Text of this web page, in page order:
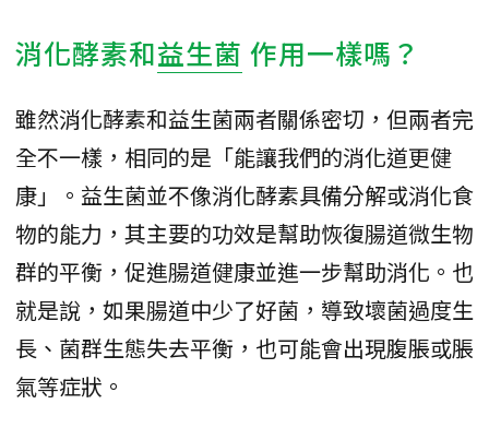
消化酵素和益生菌 作用一樣嗎？
雖然消化酵素和益生菌兩者關係密切，但兩者完
全不一樣，相同的是「能讓我們的消化道更健
康」。益生菌並不像消化酵素具備分解或消化食
物的能力，其主要的功效是幫助恢復腸道微生物
群的平衡，促進腸道健康並進一步幫助消化。也
就是說，如果腸道中少了好菌，導致壞菌過度生
長、菌群生態失去平衡，也可能會出現腹脹或脹
氣等症狀。